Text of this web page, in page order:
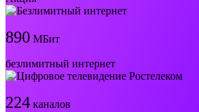
890 МБит
безлимитный интернет
224 каналов